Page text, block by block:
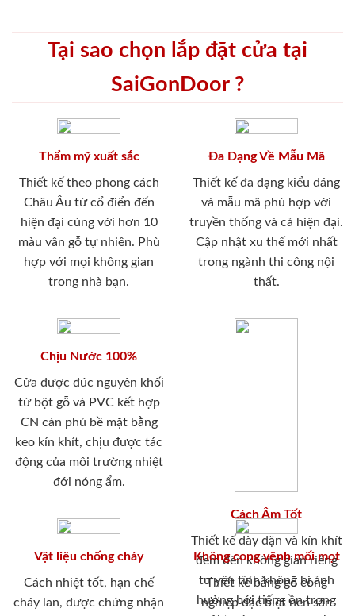
Tại sao chọn lắp đặt cửa tại
SaiGonDoor ?
Thẩm mỹ xuất sắc
Thiết kế theo phong cách
Châu Âu từ cổ điển đến
hiện đại cùng với hơn 10
màu vân gỗ tự nhiên. Phù
hợp với mọi không gian
trong nhà bạn.
Đa Dạng Về Mẫu Mã
Thiết kế đa dạng kiểu dáng
và mẫu mã phù hợp với
truyền thống và cả hiện đại.
Cập nhật xu thế mới nhất
trong ngành thi công nội
thất.
Chịu Nước 100%
Cửa được đúc nguyên khối
từ bột gỗ và PVC kết hợp
CN cán phủ bề mặt bằng
keo kín khít, chịu được tác
động của môi trường nhiệt
đới nóng ẩm.
Cách Âm Tốt
Thiết kế dày dặn và kín khít
đem đến không gian riêng
tư yên tĩnh không bị ảnh
hưởng bới tiếng ồn trong
Vật liệu chống cháy
Cách nhiệt tốt, hạn chế
cháy lan, được chứng nhận
Không cong vênh mối mọt
Thiết kế bằng gỗ công
nghiệp đặc biệt nên sản